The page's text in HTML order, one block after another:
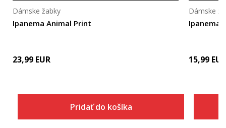
Ipanema Animal Print
Dámske žabky
23,99 EUR
Pridať do košíka
Ipanema
Dámske
15,99 EUR